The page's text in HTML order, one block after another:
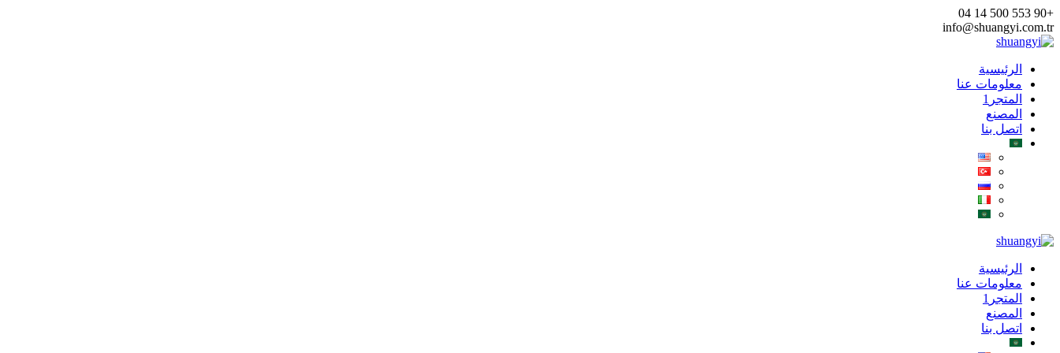
Skip
to
content
+90 553 500 14 04
info@shuangyi.com.tr
الرئيسية
معلومات عنا
المتجر1
المصنع
اتصل بنا
الرئيسية
معلومات عنا
المتجر1
المصنع
اتصل بنا